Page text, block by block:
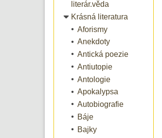
literár.věda
Krásná literatura
Aforismy
Anekdoty
Antická poezie
Antiutopie
Antologie
Apokalypsa
Autobiografie
Báje
Bajky